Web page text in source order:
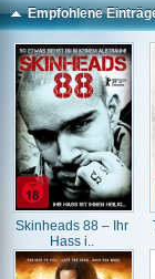
Empfohlene
Skinheads 88 – Ihr
Hass i..